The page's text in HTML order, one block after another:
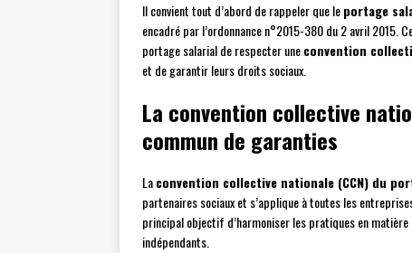
Il convient tout d’abord de rappeler que leportage
encadré par l’ordonnance n°2015-380 du 2 avril 2015.
portage salarial de respecter uneconvention
et de garantir leurs droits sociaux.
La convention collective
commun de garanties
Laconvention collective nationale (CCN) du
partenaires sociaux et s’applique à toutes les
principal objectif d’harmoniser les pratiques en
indépendants.